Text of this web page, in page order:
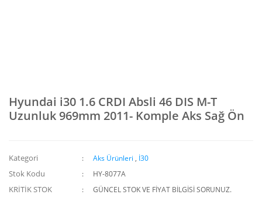
Hyundai i30 1.6 CRDI Absli 46 DIS M-T
Uzunluk 969mm 2011- Komple Aks Sağ Ön
Kategori Aks Ürünleri , İ30
Stok Kodu HY-8077A
KRİTİK STOK GÜNCEL STOK VE FİYAT BİLGİSİ SORUNUZ.